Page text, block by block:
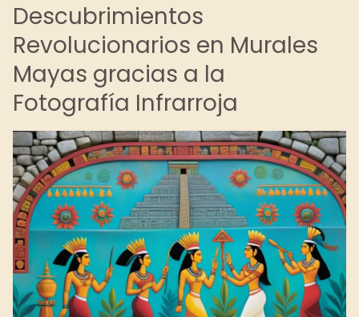
Descubrimientos
Revolucionarios en Murales
Mayas gracias a la
Fotografía Infrarroja